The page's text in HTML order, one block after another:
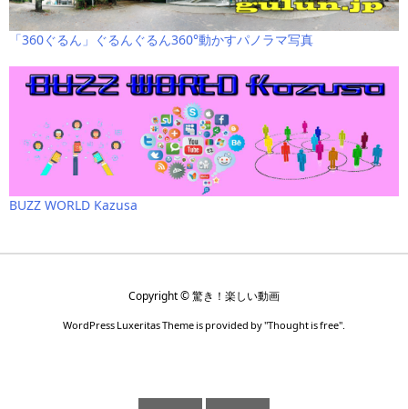
「360ぐるん」ぐるんぐるん360°動かすパノラマ写真
BUZZ WORLD Kazusa
Copyright ©驚き！楽しい動画
WordPress Luxeritas Theme is provided by "Thought is free".